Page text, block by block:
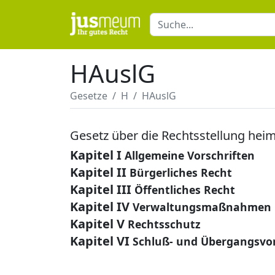
HAuslG
Gesetze H HAuslG
Gesetz über die Rechtsstellung
Kapitel I Allgemeine Vorschriften
Kapitel II Bürgerliches Recht
Kapitel III Öffentliches Recht
Kapitel IV Verwaltungsmaßnahmen
Kapitel V Rechtsschutz
Kapitel VI Schluß- und